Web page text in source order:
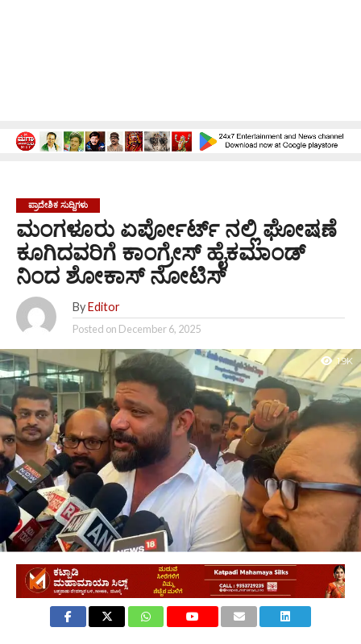
ಪ್ರಾದೇಶಿಕ ಸುದ್ದಿಗಳು
ಮಂಗಳೂರು ಏರ್ಪೋರ್ಟ್ ನಲ್ಲಿ ಘೋಷಣೆ
ಕೂಗಿದವರಿಗೆ ಕಾಂಗ್ರೇಸ್ ಹೈಕಮಾಂಡ್
ನಿಂದ ಶೋಕಾಸ್ ನೋಟಿಸ್‌
By Editor
Posted on December 6, 2025
1.9K